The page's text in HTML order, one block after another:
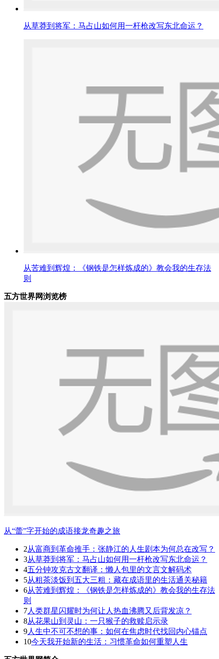
从草莽到将军：马占山如何用一杆枪改写东北命运？
从苦难到辉煌：《钢铁是怎样炼成的》教会我的生存法
则
五方世界网浏览榜
从“蕾”字开始的成语接龙奇趣之旅
2从富商到革命推手：张静江的人生剧本为何总在改写？
3从草莽到将军：马占山如何用一杆枪改写东北命运？
4五分钟攻克古文翻译：懒人包里的文言文解码术
5从粗茶淡饭到五大三粗：藏在成语里的生活通关秘籍
6从苦难到辉煌：《钢铁是怎样炼成的》教会我的生存法
则
7人类群星闪耀时为何让人热血沸腾又后背发凉？
8从花果山到灵山：一只猴子的救赎启示录
9人生中不可不想的事：如何在焦虑时代找回内心锚点
10今天我开始新的生活：习惯革命如何重塑人生